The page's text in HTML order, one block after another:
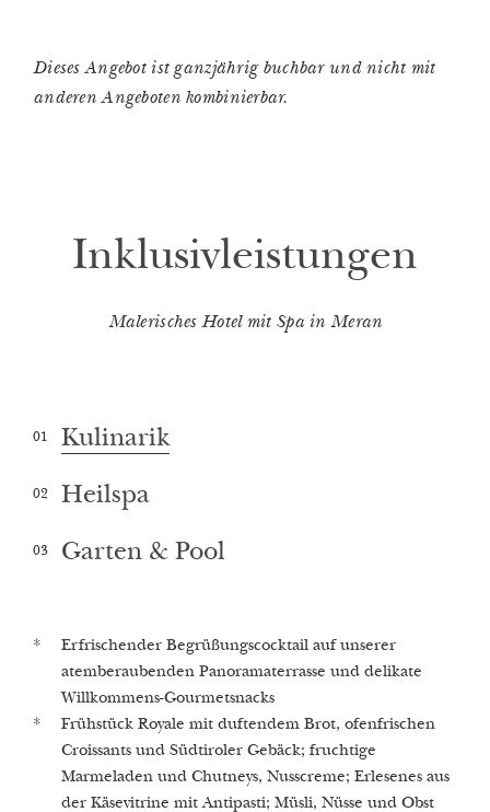
Dieses Angebot ist ganzjährig buchbar und nicht mit
anderen Angeboten kombinierbar.
Inklusivleistungen
Malerisches Hotel mit Spa in Meran
01 Kulinarik
02 Heilspa
03 Garten & Pool
Erfrischender Begrüßungscocktail auf unserer
atemberaubenden Panoramaterrasse und delikate
Willkommens-Gourmetsnacks
Frühstück Royale mit duftendem Brot, ofenfrischen
Croissants und Südtiroler Gebäck; fruchtige
Marmeladen und Chutneys, Nusscreme; Erlesenes aus
der Käsevitrine mit Antipasti; Müsli, Nüsse und Obst
Führung und Beratung in unserem 1st Alchemistic
Spa Castellum Natura
Finnische Sauna, Kräuter-Biosauna, türkisches
Dampfbad und Infrarotkabine (auf Anfrage schalten
wir die Saunen gerne ein)
Relax-Oase & Kräuterlounge mit frisch aufgebrühten
Heiltees und Edelsteinwasser
Lustwandeln im verwunschenen Schlossgarten mit
1.000 Quadratmetern pro Gast
Beheizter Außenpool und Whirlpool mit Blick auf die
umliegenden Weinberge
Frisches, mineralstoffreiches Quellwasser aus dem
hauseigenen Brunnen